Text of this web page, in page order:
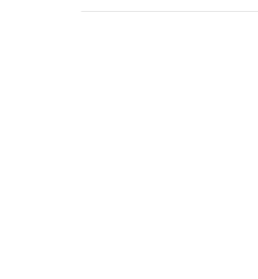
Ja (49)